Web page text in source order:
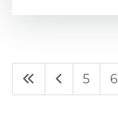
5 6